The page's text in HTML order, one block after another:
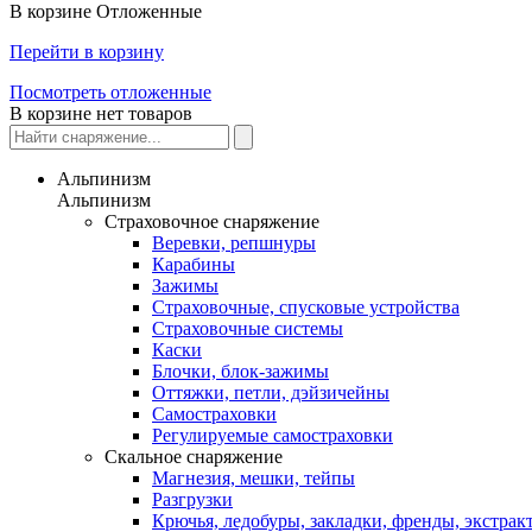
В корзине Отложенные
Перейти в корзину
Посмотреть отложенные
В корзине нет товаров
Альпинизм
Альпинизм
Страховочное снаряжение
Веревки, репшнуры
Карабины
Зажимы
Страховочные, спусковые устройства
Страховочные системы
Каски
Блочки, блок-зажимы
Оттяжки, петли, дэйзичейны
Самостраховки
Регулируемые самостраховки
Скальное снаряжение
Магнезия, мешки, тейпы
Разгрузки
Крючья, ледобуры, закладки, френды,